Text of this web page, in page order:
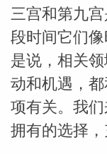
网_苏珊
三宫和第九
段时间它们
是说，相关
动和机遇，
项有关。我
拥有的选择，